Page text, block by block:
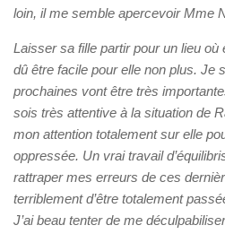
loin, il me semble apercevoir Mme
Laisser sa fille partir pour un lieu où
dû être facile pour elle non plus. Je
prochaines vont être très
sois très attentive à la situation de
mon attention totalement sur elle
oppressée. Un vrai travail
rattraper mes erreurs de ces
terriblement d’être totalement
J’ai beau tenter de me